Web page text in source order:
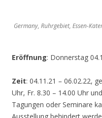
Germany, Ruhrgebiet, Essen-
Eröffnung: Donnerstag
Zeit: 04.11.21 – 06.02.22,
Uhr, Fr. 8.30 – 14.00 Uhr
Tagungen oder Seminare